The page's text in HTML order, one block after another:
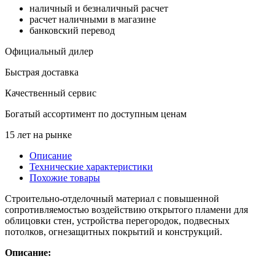
наличный и безналичный расчет
расчет наличными в магазине
банковский перевод
Официальный дилер
Быстрая доставка
Качественный сервис
Богатый ассортимент по доступным ценам
15 лет на рынке
Описание
Технические характеристики
Похожие товары
Строительно-отделочный материал с повышенной
сопротивляемостью воздействию открытого пламени для
облицовки стен, устройства перегородок, подвесных
потолков, огнезащитных покрытий и конструкций.
Описание: